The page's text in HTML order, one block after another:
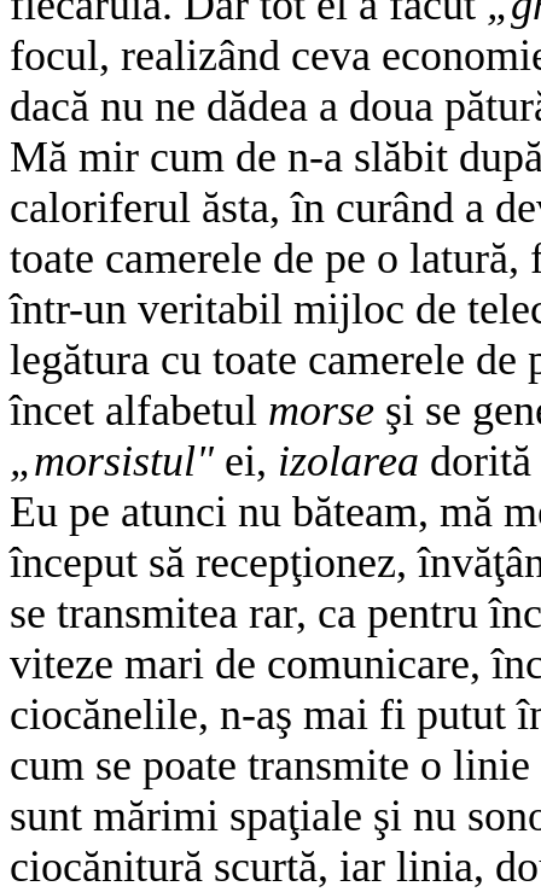
focul, realizând ceva
dacă nu ne dădea a doua
Mă mir cum de n-a slăbit
caloriferul ăsta, în curând a
toate camerele de pe o
într-un veritabil mijloc de
legătura cu toate camerele
încet alfabetul morse şi se
„morsistul" ei, izolarea dorită
Eu pe atunci nu băteam, mă
început să recepţionez,
se transmitea rar, ca pentru
viteze mari de comunicare,
ciocănelile, n-aş mai fi putut
cum se poate transmite o
sunt mărimi spaţiale şi nu
ciocănitură scurtă, iar linia,